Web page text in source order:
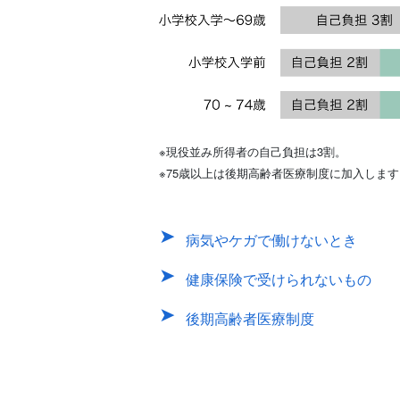
※現役並み所得者の自己負担は3割。
※75歳以上は後期高齢者医療制度に加入しま
病気やケガで働けないとき
健康保険で受けられないもの
後期高齢者医療制度